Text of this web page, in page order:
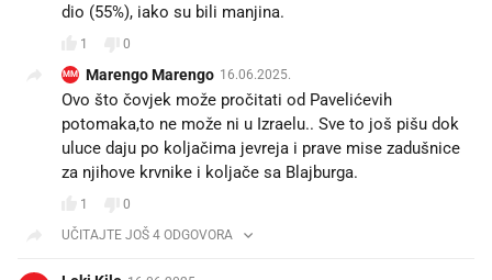
dio (55%), iako su bili manjina.
1 0
MM Marengo Marengo 16.06.2025.
Ovo što čovjek može pročitati od Pavelićevih
potomaka,to ne može ni u Izraelu.. Sve to još pišu dok
uluce daju po koljačima jevreja i prave mise zadušnice
za njihove krvnike i koljače sa Blajburga.
1
0
UČITAJTE JOŠ 4 ODGOVORA